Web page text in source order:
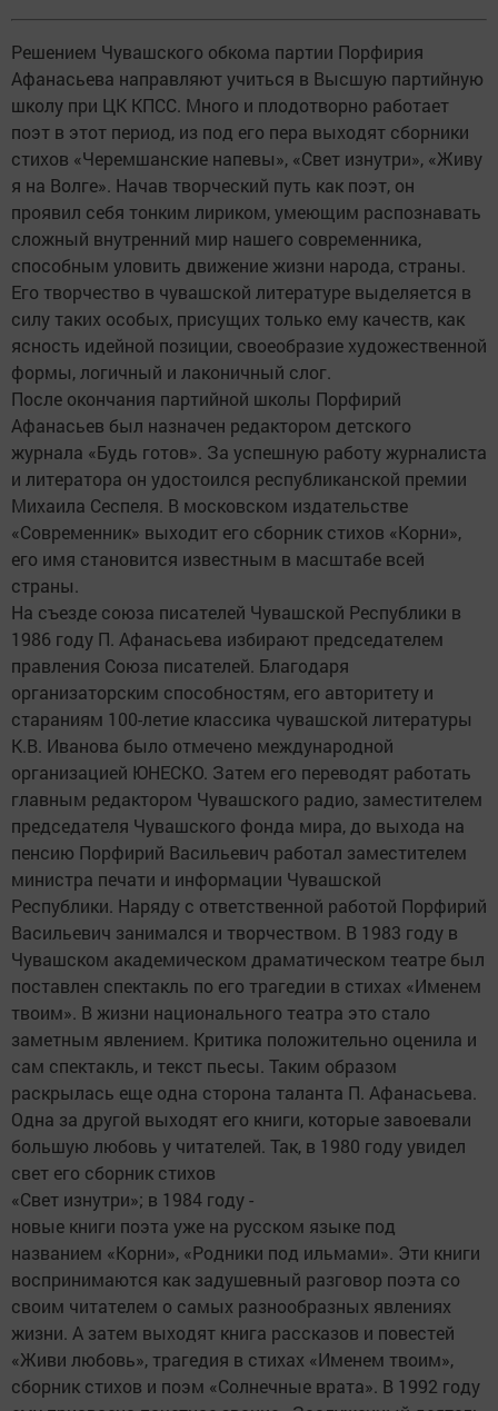
Решением Чувашского обкома партии Порфирия
Афанасьева направляют учиться в Высшую партийную
школу при ЦК КПСС. Много и плодотворно работает
поэт в этот период, из под его пера выходят сборники
стихов «Черемшанские напевы», «Свет изнутри», «Живу
я на Волге». Начав творческий путь как поэт, он
проявил себя тонким лириком, умеющим распознавать
сложный внутренний мир нашего современника,
способным уловить движение жизни народа, страны.
Его творчество в чувашской литературе выделяется в
силу таких особых, присущих только ему качеств, как
ясность идейной позиции, своеобразие художественной
формы, логичный и лаконичный слог.
После окончания партийной школы Порфирий
Афанасьев был назначен редактором детского
журнала «Будь готов». За успешную работу журналиста
и литератора он удостоился республиканской премии
Михаила Сеспеля. В московском издательстве
«Современник» выходит его сборник стихов «Корни»,
его имя становится известным в масштабе всей
страны.
На съезде союза писателей Чувашской Республики в
1986 году П. Афанасьева избирают председателем
правления Союза писателей. Благодаря
организаторским способностям, его авторитету и
стараниям 100-летие классика чувашской литературы
К.В. Иванова было отмечено международной
организацией ЮНЕСКО. Затем его переводят работать
главным редактором Чувашского радио, заместителем
председателя Чувашского фонда мира, до выхода на
пенсию Порфирий Васильевич работал заместителем
министра печати и информации Чувашской
Республики. Наряду с ответственной работой Порфирий
Васильевич занимался и творчеством. В 1983 году в
Чувашском академическом драматическом театре был
поставлен спектакль по его трагедии в стихах «Именем
твоим». В жизни национального театра это стало
заметным явлением. Критика положительно оценила и
сам спектакль, и текст пьесы. Таким образом
раскрылась еще одна сторона таланта П. Афанасьева.
Одна за другой выходят его книги, которые завоевали
большую любовь у читателей. Так, в 1980 году увидел
свет его сборник стихов
«Свет изнутри»; в 1984 году -
новые книги поэта уже на русском языке под
названием «Корни», «Родники под ильмами». Эти книги
воспринимаются как задушевный разговор поэта со
своим читателем о самых разнообразных явлениях
жизни. А затем выходят книга рассказов и повестей
«Живи любовь», трагедия в стихах «Именем твоим»,
сборник стихов и поэм «Солнечные врата». В 1992 году